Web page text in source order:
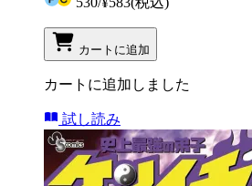
カートに追加
カートに追加しました
試し読み